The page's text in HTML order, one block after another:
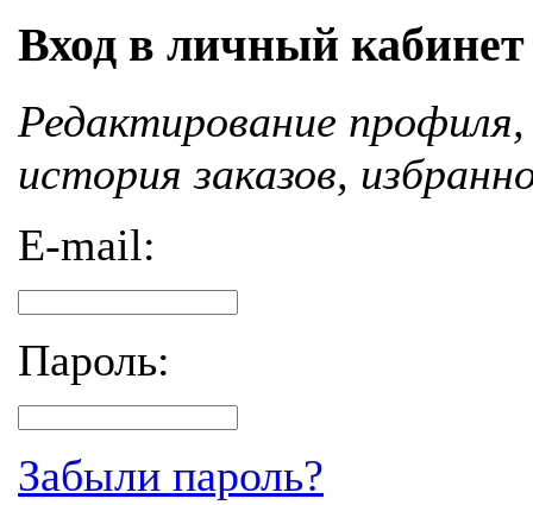
Вход в личный кабинет
Редактирование
история заказов,
E-mail:
Пароль:
Забыли пароль?